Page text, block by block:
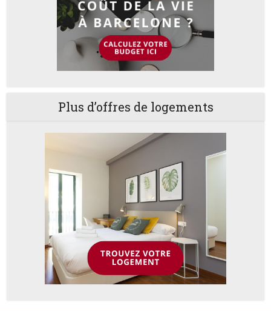
Plus d’offres de logements